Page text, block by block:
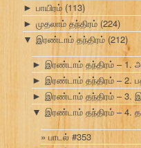
► பாயிரம் (113)
► முதலாம் தந்திரம் (224)
▼ இரண்டாம் தந்திரம் (212)
► இரண்டாம் தந்திரம் – 1.
► இரண்டாம் தந்திரம் – 2.
► இரண்டாம் தந்திரம் – 3.
▼ இரண்டாம் தந்திரம் – 4.
பாடல் #353